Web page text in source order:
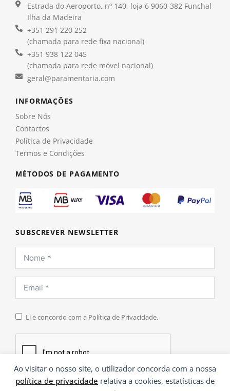
Ao visitar o nosso site, o utilizador concorda com a nossa
política de privacidade relativa a cookies, estatísticas de
Estrada do Aeroporto, nº 140, loja 6 9060-382 Funchal
Ilha da Madeira
+351 291 220 252
(chamada para rede fixa nacional)
+351 938 122 045
(chamada para rede móvel nacional)
geral@paramentaria.com
INFORMAÇÕES
Sobre Nós
Contactos
Política de Privacidade
Termos e Condições
MÉTODOS DE PAGAMENTO
SUBSCREVER NEWSLETTER
Li e concordo com a Política de Privacidade.